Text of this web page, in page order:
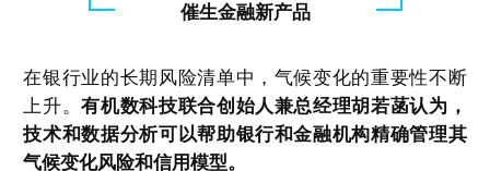
催生金融新产品
在银行业的长期风险清单中，气候变化的重要性不断
上升。有机数科技联合创始人兼总经理胡若菡认为，
技术和数据分析可以帮助银行和金融机构精确管理其
气候变化风险和信用模型。